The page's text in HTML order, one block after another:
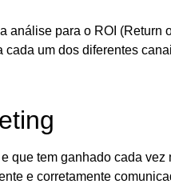
análise para o ROI (Return
um dos diferentes
que tem ganhado cada vez
e corretamente